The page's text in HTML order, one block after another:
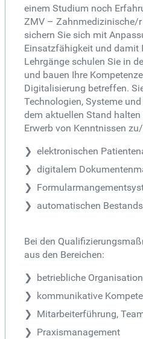
einem Studium noch
ZMV – Zahnmedizinische/
sichern Sie sich mit
Einsatzfähigkeit und damit
Lehrgänge schulen Sie in
und bauen Ihre
Digitalisierung betreffen.
Technologien, Systeme
dem aktuellen Stand
Erwerb von Kenntnissen
elektronischen
digitalem
automatischen
Bei den
aus den Bereichen:
betriebliche Organisation
kommunikative
Mitarbeiterführung,
Praxismanagement